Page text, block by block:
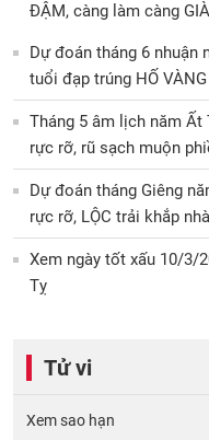
ĐẬM, càng làm càng
Dự đoán tháng 6 nhuận
tuổi đạp trúng HỐ
Tháng 5 âm lịch năm Ất
rực rỡ, rũ sạch muộn
Dự đoán tháng Giêng
rực rỡ, LỘC trải khắp
Xem ngày tốt xấu 10/3/
Tỵ
Tử vi
Xem sao hạn